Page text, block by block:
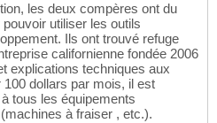
les deux compères ont du
utiliser les outils
Ils ont trouvé refuge
californienne fondée 2006
explications techniques aux
dollars par mois, il est
tous les équipements
à fraiser , etc.).